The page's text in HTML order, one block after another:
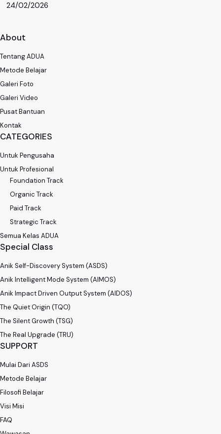
24/02/2026
About
Tentang ADUA
Metode Belajar
Galeri Foto
Galeri Video
Pusat Bantuan
Kontak
CATEGORIES
Untuk Pengusaha
Untuk Profesional
Foundation Track
Organic Track
Paid Track
Strategic Track
Semua Kelas ADUA
Special Class
Anik Self-Discovery System (ASDS)
Anik Intelligent Mode System (AIMOS)
Anik Impact Driven Output System (AIDOS)
The Quiet Origin (TQO)
The Silent Growth (TSG)
The Real Upgrade (TRU)
SUPPORT
Mulai Dari ASDS
Metode Belajar
Filosofi Belajar
Visi Misi
FAQ